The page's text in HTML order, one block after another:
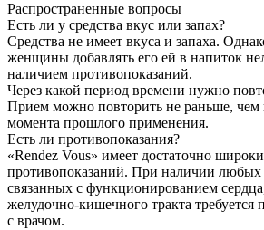
Распространенные вопросы
Есть ли у средства вкус или запах?
Средства не имеет вкуса и запаха.
женщины добавлять его ей в напиток
наличием противопоказаний.
Через какой период времени нужно
Прием можно повторить не раньше, чем
момента прошлого применения.
Есть ли противопоказания?
«Rendez Vous» имеет достаточно
противопоказаний. При наличии любых
связанных с функционированием
желудочно-кишечного тракта требуется
с врачом.